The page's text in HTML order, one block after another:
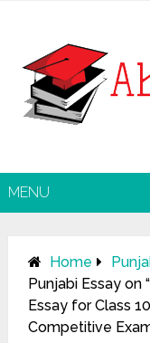
MENU
Home
Punjabi Essay on
Essay for Class
Competitive